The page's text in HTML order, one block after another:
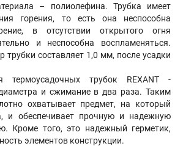
– полиолефина. Трубка имеет
горения, то есть она неспособна
в отсутствии открытого огня
и неспособна воспламеняться.
трубки составляет 1,0 мм, после усадки
термоусадочных трубок REXANT -
и сжимание в два раза. Таким
охватывает предмет, на который
и обеспечивает прочную и надежную
Кроме того, это надежный герметик,
элементов конструкции.